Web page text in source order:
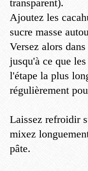
transparent).
Ajoutez les
sucre masse
Versez alors
jusqu'à ce que
l'étape la plus
régulièrement
Laissez refroidir
mixez
pâte.